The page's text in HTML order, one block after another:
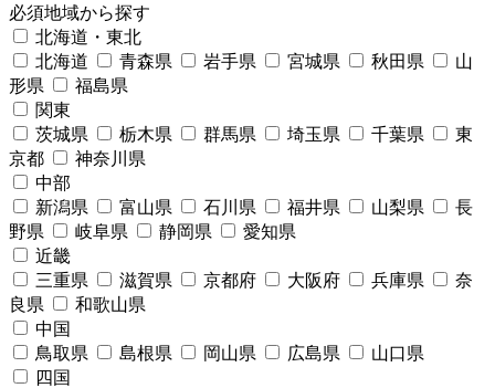
必須地域から探す
北海道・東北
北海道
青森県 岩手県 宮城県 秋田県
山
形県
福島県
関東
茨城県
栃木県 群馬県 埼玉県 千葉県
東
京都
神奈川県
中部
新潟県
富山県 石川県 福井県 山梨県
長
野県
岐阜県 静岡県
愛知県
近畿
三重県
滋賀県 京都府 大阪府 兵庫県
奈
良県
和歌山県
中国
鳥取県
島根県 岡山県 広島県
山口県
四国